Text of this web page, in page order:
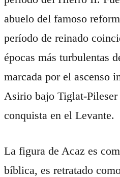
abuelo del famoso
período de reinado
épocas más turbulentas
marcada por el ascenso
Asirio bajo Tiglat-
conquista en el Levante.
La figura de Acaz es
bíblica, es retratado